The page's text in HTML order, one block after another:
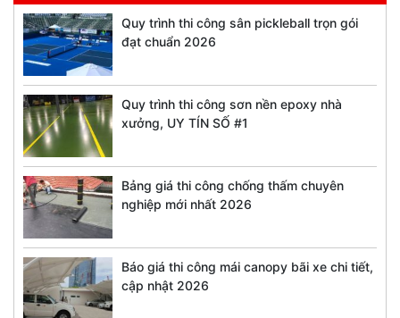
Quy trình thi công sân pickleball trọn gói
đạt chuẩn 2026
Quy trình thi công sơn nền epoxy nhà
xưởng, UY TÍN SỐ #1
Bảng giá thi công chống thấm chuyên
nghiệp mới nhất 2026
Báo giá thi công mái canopy bãi xe chi tiết,
cập nhật 2026